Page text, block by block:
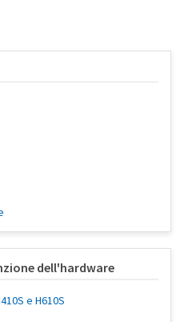
dell'hardware
e H610S